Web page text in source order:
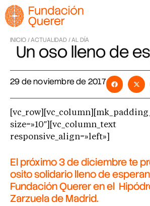
INICIO /ACTUALIDAD /AL DÍA
Un oso lleno de
29 de noviembre de 2017
size=»10″][vc_column_text
responsive_align=»left»]
El próximo 3 de diciembre te
osito solidariolleno de
Fundación Querer en el
Zarzuela de Madrid.